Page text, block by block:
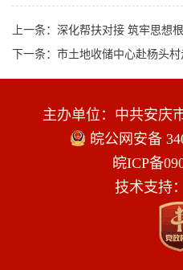
上一条：深化帮扶对接 筑牢思想
下一条：市土地收储中心赴杨头村
主办单位：中共安庆
皖公网安备
皖ICP备
技术支持